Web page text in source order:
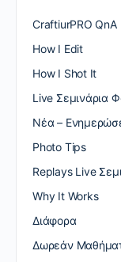
CraftiurPRO QnA
How I Edit
How I Shot It
Live Σεμινάρια
Nέα –
Photo Tips
Replays Live
Why It Works
Διάφορα
Δωρεάν